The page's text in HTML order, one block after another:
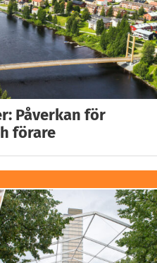
Påverkan för
förare